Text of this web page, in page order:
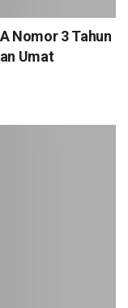
Nomor 3 Tahun
Umat